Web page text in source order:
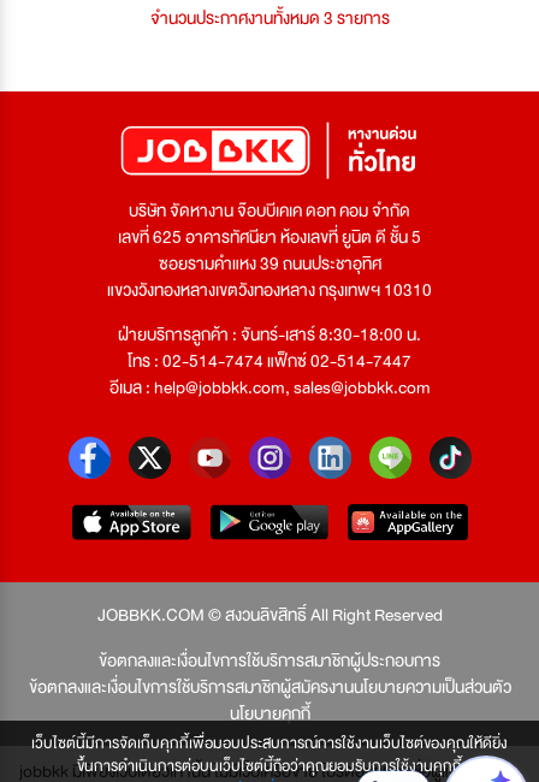
เว็บไซต์นี้มีการจัดเก็บคุกกี้เพื่อมอบประสบการณ์การใช้งานเว็บไซต์ของคุณให้ดียิ่ง
ขึ้นการดำเนินการต่อบนเว็บไซต์นี้ถือว่าคุณยอมรับการใช้งานคุกกี้
จำนวนประกาศงานทั้งหมด 3 รายการ
บริษัท จัดหางาน จ๊อบบีเคเค ดอท คอม จำกัด
เลขที่ 625 อาคารทัศนียา ห้องเลขที่ ยูนิต ดี ชั้น 5
ซอยรามคำแหง 39 ถนนประชาอุทิศ
แขวงวังทองหลางเขตวังทองหลาง กรุงเทพฯ 10310
ฝ่ายบริการลูกค้า : จันทร์-เสาร์ 8:30-18:00 น.
โทร : 02-514-7474 แฟ็กซ์ 02-514-7447
อีเมล :help@jobbkk.com,sales@jobbkk.com
JOBBKK.COM © สงวนลิขสิทธิ์ All Right Reserved
ข้อตกลงและเงื่อนไขการใช้บริการสมาชิกผู้ประกอบการ
ข้อตกลงและเงื่อนไขการใช้บริการสมาชิกผู้สมัครงานนโยบายความเป็นส่วนตัว
นโยบายคุกกี้
jobbkk มีเพียงเว็บเดียวเท่านั้น ไม่มีเว็บเครือข่าย โปรดอย่าหลงเชื่อผู้แอบอ้าง และ